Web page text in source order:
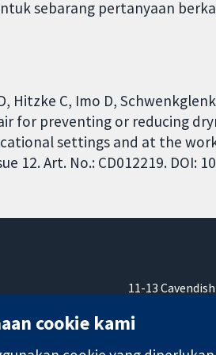
sebarang pertanyaan
Hitzke C, Imo D,
for preventing or reducing
settings and at the
12. Art. No.: CD012219. DOI:
11-13
W1G 0AN
cookie kami